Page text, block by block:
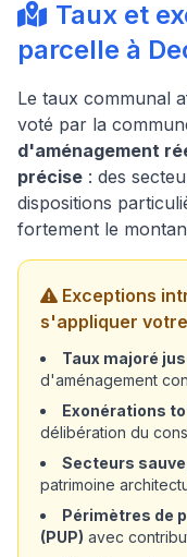
Taux et
parcelle à
Le taux communal
voté par la
d'aménagement
précise : des
dispositions
fortement le
Exceptions
s'appliquer
Taux majoré
d'aménagement
Exonérations
délibération du
Secteurs
patrimoine
Périmètres de
(PUP) avec